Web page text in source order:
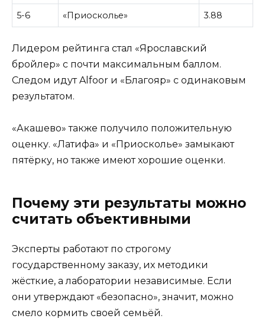
5-6 «Приосколье» 3.88
Лидером рейтинга стал «Ярославский
бройлер» с почти максимальным баллом.
Следом идут Alfoor и «Благояр» с одинаковым
результатом.
«Акашево» также получило положительную
оценку. «Латифа» и «Приосколье» замыкают
пятёрку, но также имеют хорошие оценки.
Почему эти результаты можно
считать объективными
Эксперты работают по строгому
государственному заказу, их методики
жёсткие, а лаборатории независимые. Если
они утверждают «безопасно», значит, можно
смело кормить своей семьёй.